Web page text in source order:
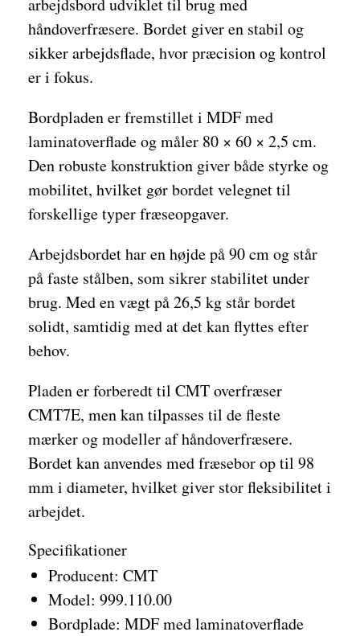
arbejdsbord udviklet til brug med
håndoverfræsere. Bordet giver en stabil og
sikker arbejdsflade, hvor præcision og kontrol
er i fokus.
Bordpladen er fremstillet i MDF med
laminatoverflade og måler 80 × 60 × 2,5 cm.
Den robuste konstruktion giver både styrke og
mobilitet, hvilket gør bordet velegnet til
forskellige typer fræseopgaver.
Arbejdsbordet har en højde på 90 cm og står
på faste stålben, som sikrer stabilitet under
brug. Med en vægt på 26,5 kg står bordet
solidt, samtidig med at det kan flyttes efter
behov.
Pladen er forberedt til CMT overfræser
CMT7E, men kan tilpasses til de fleste
mærker og modeller af håndoverfræsere.
Bordet kan anvendes med fræsebor op til 98
mm i diameter, hvilket giver stor fleksibilitet i
arbejdet.
Specifikationer
Producent: CMT
Model: 999.110.00
Bordplade: MDF med laminatoverflade